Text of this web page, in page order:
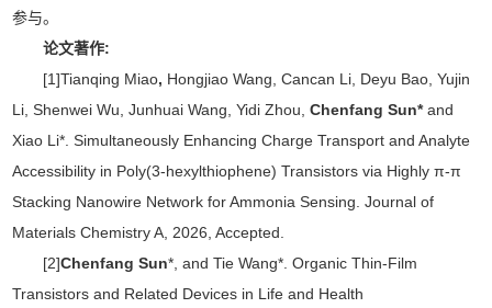
参与。
论文著作:
[1]Tianqing Miao, Hongjiao Wang, Cancan Li, Deyu Bao, Yujin
Li, Shenwei Wu, Junhuai Wang, Yidi Zhou,Chenfang Sun*and
Xiao Li*. Simultaneously Enhancing Charge Transport and Analyte
Accessibility in Poly(3-hexylthiophene) Transistors via Highly π-π
Stacking Nanowire Network for Ammonia Sensing. Journal of
Materials Chemistry A, 2026, Accepted.
[2]Chenfang Sun*, and Tie Wang*. Organic Thin-Film
Transistors and Related Devices in Life and Health